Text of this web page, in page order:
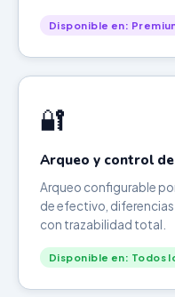
Disponible en:
🔐
Arqueo y control de
Arqueo configurable
de efectivo,
con trazabilidad total.
Disponible en: Todos